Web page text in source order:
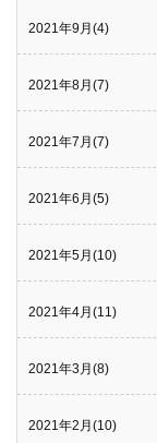
2021年9月(4)
2021年8月(7)
2021年7月(7)
2021年6月(5)
2021年5月(10)
2021年4月(11)
2021年3月(8)
2021年2月(10)